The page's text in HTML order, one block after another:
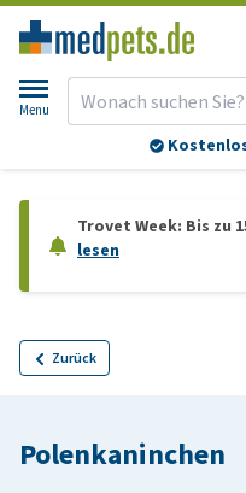
Menu
Trovet Week: Bis zu
lesen
Zurück
Polenkaninchen